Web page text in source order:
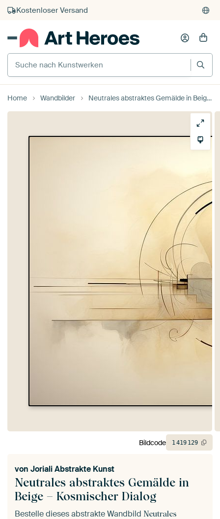
Kostenloser Versand
Kauf auf Rechnung
Individueller Druck auf Bestellung
Suche nach Kunstwerken
Home Wandbilder Neutrales abstraktes Gemälde in Beige – Kosmischer Dialog von Joriali Abstrakte Kunst
Neutrales abstraktes Gemälde in
Beige – Kosmischer Dialog
von Joriali Abstrakte Kunst
Bestelle dieses abstrakte Wandbild Neutrales
Bildcode 1419 129